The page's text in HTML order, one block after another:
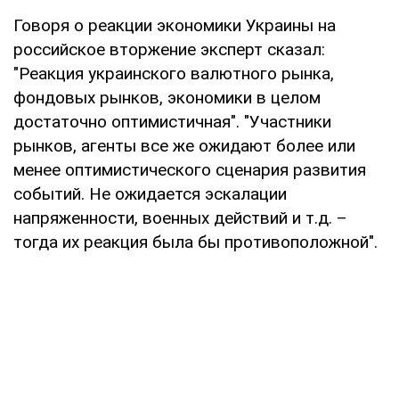
Говоря о реакции экономики Украины на
российское вторжение эксперт сказал:
"Реакция украинского валютного рынка,
фондовых рынков, экономики в целом
достаточно оптимистичная". "Участники
рынков, агенты все же ожидают более или
менее оптимистического сценария развития
событий. Не ожидается эскалации
напряженности, военных действий и т.д. –
тогда их реакция была бы противоположной".